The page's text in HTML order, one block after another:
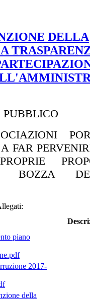
DELLA
PUBBLICO
FAR
BOZZA